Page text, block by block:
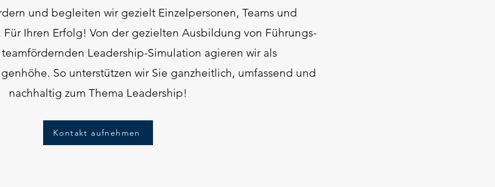
und begleiten wir gezielt Einzelpersonen, Teams und
Ihren Erfolg! Von der gezielten Ausbildung von Führungs-
Leadership-Simulation agieren wir als
So unterstützen wir Sie ganzheitlich, umfassend und
nachhaltig zum Thema Leadership!
Kontakt aufnehmen